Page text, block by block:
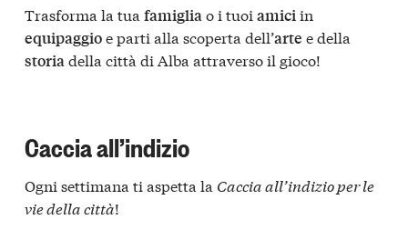
Trasforma la tua famigliao i tuoi amiciin
equipaggioe parti alla scoperta dell’arte e della
storiadella città di Alba attraverso il gioco!
Caccia all’indizio
Ogni settimana ti aspetta la Caccia all’indizio per le
vie della città!